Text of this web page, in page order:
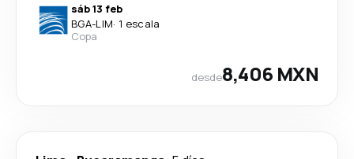
sáb 13 feb
BGA-LIM· 1 escala
Copa
desde8,406 MXN